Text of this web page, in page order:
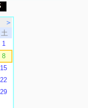
＞
土
1
8
15
22
29